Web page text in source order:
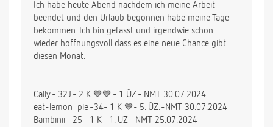
Ich habe heute Abend nachdem ich meine Arbeit
beendet und den Urlaub begonnen habe meine Tage
bekommen. Ich bin gefasst und irgendwie schon
wieder hoffnungsvoll dass es eine neue Chance gibt
diesen Monat.
Cally - 32J - 2 K 💙💙 - 1 ÜZ - NMT 30.07.2024
eat-lemon_pie -34- 1 K 💙- 5. ÜZ. -NMT 30.07.2024
Bambinii - 25 - 1 K - 1. ÜZ - NMT 25.07.2024